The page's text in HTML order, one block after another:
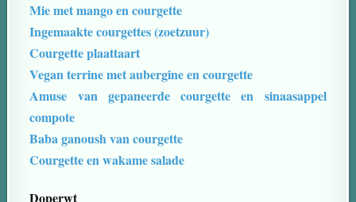
Mie met mango en courgette
Ingemaakte courgettes (zoetzuur)
Courgette plaattaart
Vegan terrine met aubergine en courgette
Amuse van gepaneerde courgette en sinaasappel
compote
Baba ganoush van courgette
Courgette en wakame salade
Doperwt